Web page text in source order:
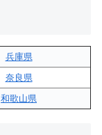
兵庫県
奈良県
和歌山県